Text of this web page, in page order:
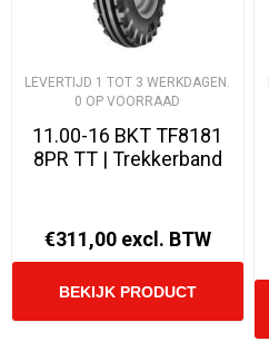
LEVERTIJD 1 TOT 3 WERKDAGEN.
0 OP VOORRAAD
11.00-16 BKT TF8181
8PR TT | Trekkerband
€311,00 excl. BTW